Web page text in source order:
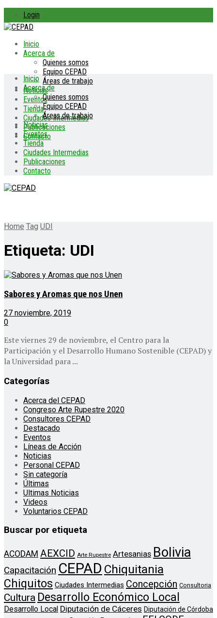
Login
Inicio
Acerca de
Quienes somos
Equipo CEPAD
Áreas de trabajo
Noticias
Eventos
Tienda
Ciudades Intermedias
Publicaciones
Contacto
Inicio
Acerca de
Quienes somos
Equipo CEPAD
Áreas de trabajo
Noticias
Eventos
Tienda
Ciudades Intermedias
Publicaciones
Contacto
Home Tag UDI
Etiqueta: UDI
Sabores y Aromas que nos Unen
27 noviembre, 2019
0
Este viernes 29 de noviembre, el Centro para la
Participación y el Desarrollo Humano Sostenible (CEPAD) y
la Universidad para ...
Categorías
Acerca del CEPAD
Congreso Arte Rupestre 2020
Consultores CEPAD
Destacado
Eventos
Líneas de Acción
Noticias
Personal CEPAD
Sin categoría
Últimas
Ultimas Noticias
Videos
Voluntarios CEPAD
Buscar por etiqueta
ACODAM AEXCID Arte Rupestre Artesanias Bolivia
Capacitación CEPAD Chiquitania
Chiquitos Ciudades Intermedias Concepción Consultoria
Cultura Desarrollo Económico Local
Desarrollo Local Diputación de Cáceres Diputación de Córdoba